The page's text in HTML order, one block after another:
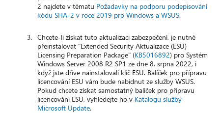
2 najdete v tématu Požadavky na podporu podepisování
kódu SHA-2 v roce 2019 pro Windows a WSUS.
Chcete-li získat tuto aktualizaci zabezpečení, je nutné
přeinstalovat "Extended Security Aktualizace (ESU)
Licensing Preparation Package" (KB5016892) pro Systém
Windows Server 2008 R2 SP1 ze dne 8. srpna 2022, i
když jste dříve nainstalovali klíč ESU. Balíček pro přípravu
licencování ESU vám bude nabídnut ze služby WSUS.
Pokud chcete získat samostatný balíček pro přípravu
licencování ESU, vyhledejte ho v Katalogu služby
Microsoft Update.